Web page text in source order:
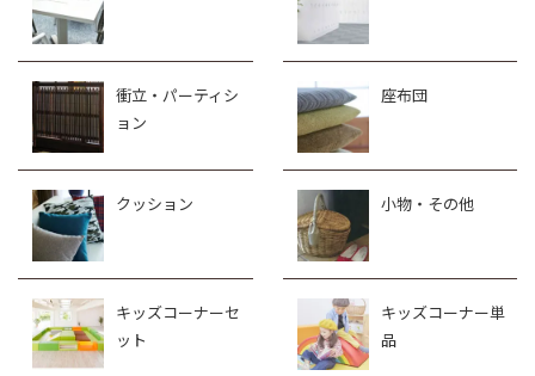
衝立・パーティシ
ョン
座布団
クッション 小物・その他
キッズコーナーセ
ット
キッズコーナー単
品